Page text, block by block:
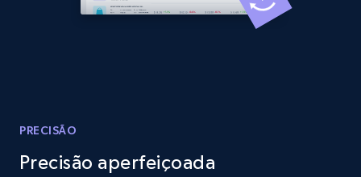
more.
2.1K+ 375+ Comece agora
PRECISÃO
Precisão aperfeiçoada